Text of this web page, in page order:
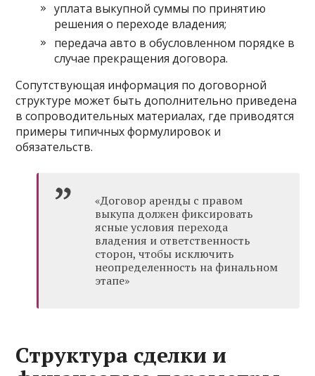
уплата выкупной суммы по принятию
решения о переходе владения;
передача авто в обусловленном порядке в
случае прекращения договора.
Сопутствующая информация по договорной
структуре может быть дополнительно приведена
в сопроводительных материалах, где приводятся
примеры типичных формулировок и
обязательств.
«Договор аренды с правом
выкупа должен фиксировать
ясные условия перехода
владения и ответственность
сторон, чтобы исключить
неопределенность на финальном
этапе»
Структура сделки и